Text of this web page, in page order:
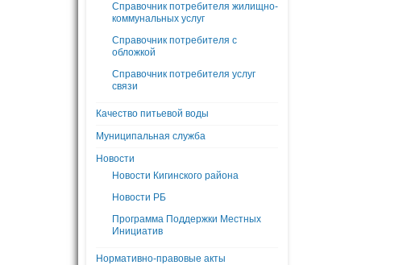
Справочник потребителя жилищно-
коммунальных услуг
Справочник потребителя с
обложкой
Справочник потребителя услуг
связи
Качество питьевой воды
Муниципальная служба
Новости
Новости Кигинского района
Новости РБ
Программа Поддержки Местных
Инициатив
Нормативно-правовые акты